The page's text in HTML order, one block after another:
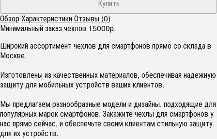
ОбзорХарактеристикиОтзывы (0)
Минимальный заказ чехлов 15000р.
Широкий ассортимент чехлов для смартфонов прямо со склада в
Москве.
Изготовлены из качественных материалов, обеспечивая надежную
защиту для мобильных устройств ваших клиентов.
Мы предлагаем разнообразные модели и дизайны, подходящие для
популярных марок смартфонов. Закажите чехлы для смартфонов у
нас прямо сейчас, и обеспечьте своим клиентам стильную защиту
для их устройств.